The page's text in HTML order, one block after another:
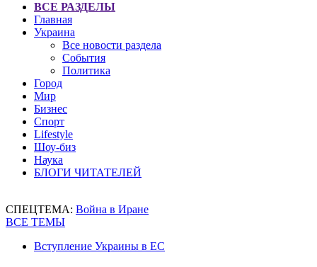
ВСЕ РАЗДЕЛЫ
Главная
Украина
Все новости раздела
События
Политика
Город
Мир
Бизнес
Спорт
Lifestyle
Шоу-биз
Наука
БЛОГИ ЧИТАТЕЛЕЙ
СПЕЦТЕМА: Война в Иране
ВСЕ ТЕМЫ
Вступление Украины в ЕС